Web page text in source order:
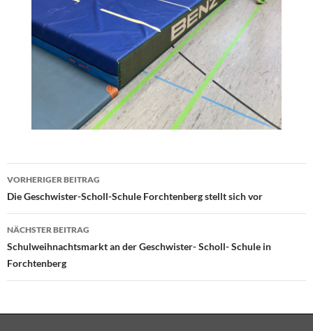
Beitragsnavigation
VORHERIGER BEITRAG
Die Geschwister-Scholl-Schule Forchtenberg stellt sich vor
NÄCHSTER BEITRAG
Schulweihnachtsmarkt an der Geschwister- Scholl- Schule in
Forchtenberg